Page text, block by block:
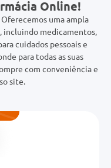
Online!
uma ampla
incluindo medicamentos,
cuidados pessoais e
para todas as suas
com conveniência e
site.